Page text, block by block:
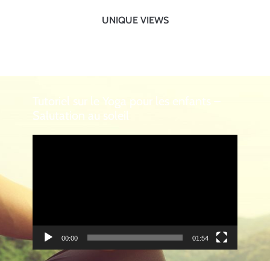
UNIQUE VIEWS
Tutoriel sur le Yoga pour les enfants –
Salutation au soleil
00:00 01:54